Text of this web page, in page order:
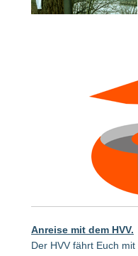
Anreise mit dem HVV.
Der HVV fährt Euch